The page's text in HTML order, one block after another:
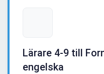
Lärare 4-9 till
engelska